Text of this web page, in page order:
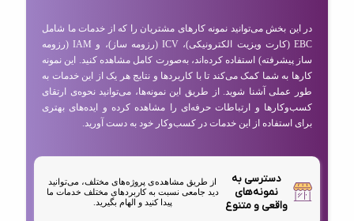
در این بخش می‌توانید نمونه کارهای مشتریان را که از خدمات ما شامل
EBC (کارت ویزیت الکترونیکی)، ICV (رزومه ساز)، و IAM (رزومه
ساز پیشرفته) استفاده کرده‌اند، به‌صورت کامل مشاهده کنید. این نمونه
کارها به شما کمک می‌کند تا با کاربردها و نتایج هر یک از این خدمات به
طور عملی آشنا شوید. از طریق این نمونه‌ها، می‌توانید نحوه‌ی ارتقای
کسب‌وکارها و ارتباطات حرفه‌ای را مشاهده کرده و ایده‌های بهتری
برای استفاده از این خدمات در کسب‌وکار خود به دست آورید.
دسترسی به
نمونه‌های
واقعی و متنوع
از طریق مشاهده‌ی پروژه‌های مختلف، می‌توانید
دید جامعی نسبت به کاربردهای مختلف خدمات ما
پیدا کنید و الهام بگیرید.